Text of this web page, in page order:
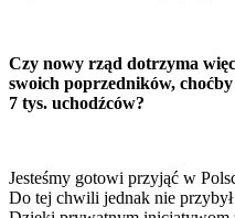
Czy nowy rząd dotrzyma
swoich poprzedników,
7 tys. uchodźców?
Jesteśmy gotowi przyjąć w
Do tej chwili jednak nie